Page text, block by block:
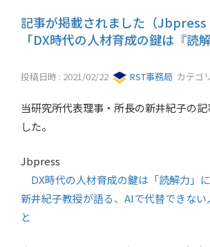
記事が掲載されました（Jbpress
「DX時代の人材育成の鍵は『読
投稿日時 : 2021/02/22 RST事務局 カテゴ
当研究所代表理事・所長の新井紀子の
した。
Jbpress
DX時代の人材育成の鍵は「読解力」
新井紀子教授が語る、AIで代替できない
と